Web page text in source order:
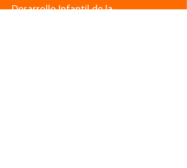
Desarrollo Infantil de la